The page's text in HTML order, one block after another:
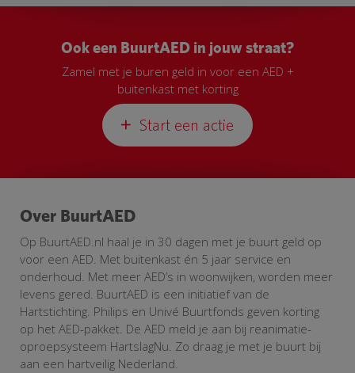
Ook een BuurtAED in jouw straat?
Zamel met je buren geld in voor een AED +
buitenkast met korting
Start een actie
Over BuurtAED
Op BuurtAED.nl haal je in 30 dagen met je buurt geld op
voor een AED. Met buitenkast én 5 jaar service en
onderhoud. Met meer AED’s in woonwijken, worden meer
levens gered. BuurtAED is een initiatief van de
Hartstichting. Philips en Univé Buurtfonds geven korting
op het AED-pakket. De AED meld je aan bij reanimatie-
oproepsysteem HartslagNu. Zo draag je met je buurt bij
aan een hartveilig Nederland.